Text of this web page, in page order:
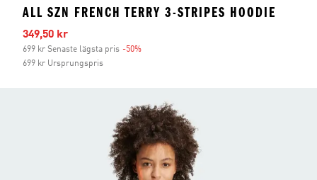
ALL SZN FRENCH TERRY 3-STRIPES HOODIE
Reapris
349,50 kr
699 kr Senaste lägsta pris -50%
699 kr Ursprungspris